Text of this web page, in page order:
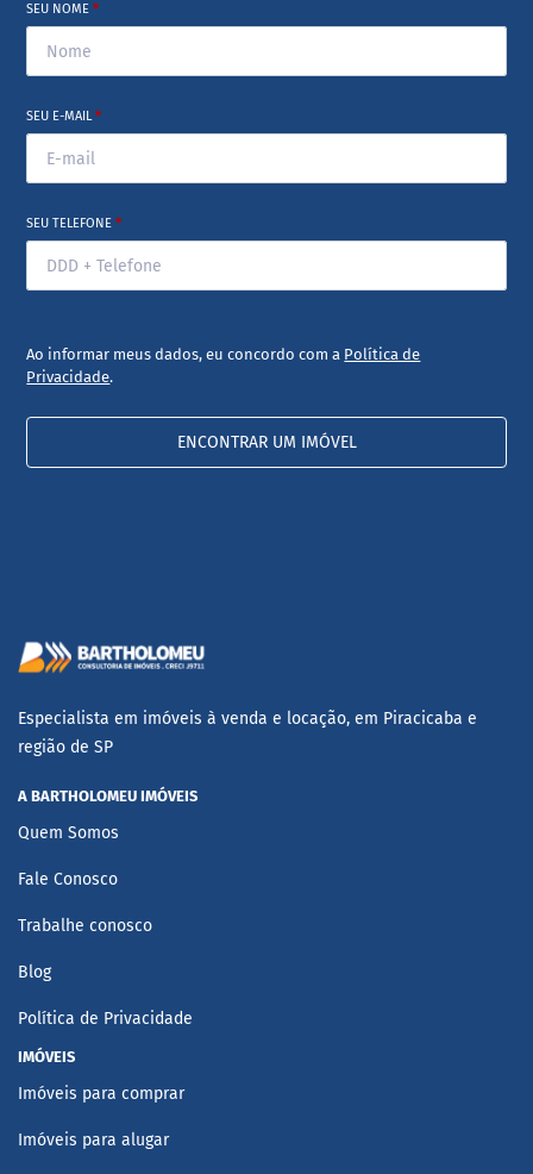
SEU NOME*
SEU E-MAIL*
SEU TELEFONE*
Ao informar meus dados, eu concordo com a Política de
Privacidade.
ENCONTRAR UM IMÓVEL
Especialista em imóveis à venda e locação, em Piracicaba e
região de SP
A BARTHOLOMEU IMÓVEIS
Quem Somos
Fale Conosco
Trabalhe conosco
Blog
Política de Privacidade
IMÓVEIS
Imóveis para comprar
Imóveis para alugar